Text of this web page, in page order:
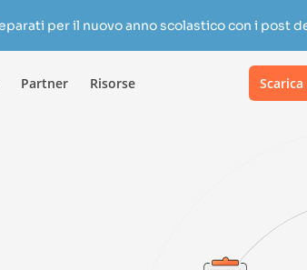
per il nuovo anno scolastico con i post
Partner Risorse Scarica